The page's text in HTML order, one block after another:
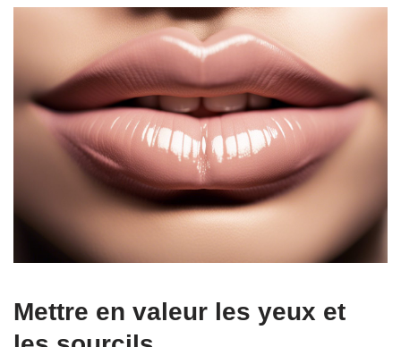
Mettre en valeur les yeux et